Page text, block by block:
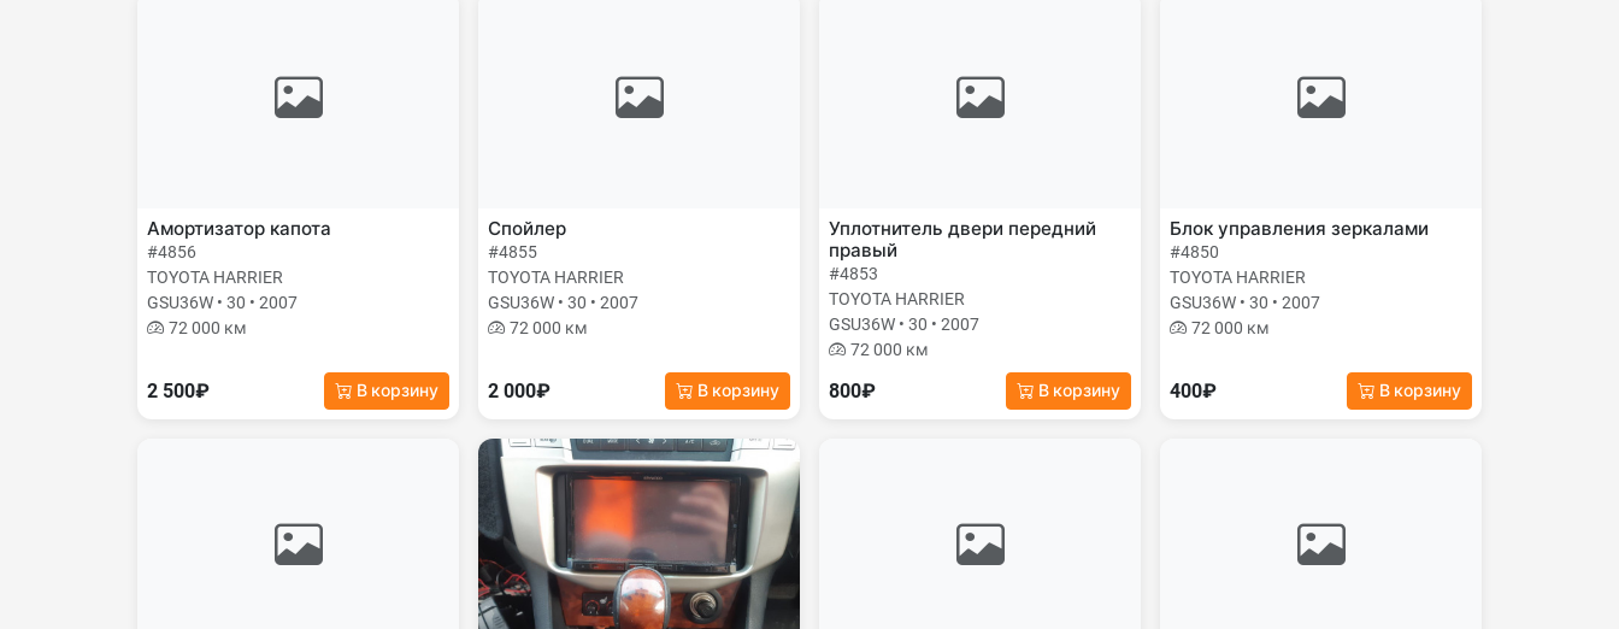
Амортизатор капота
#4856
TOYOTA HARRIER
GSU36W • 30 • 2007
72 000 км
2 500₽ В корзину
Спойлер
#4855
TOYOTA HARRIER
GSU36W • 30 • 2007
72 000 км
2 000₽ В корзину
Уплотнитель двери передний
правый
#4853
TOYOTA HARRIER
GSU36W • 30 • 2007
72 000 км
800₽ В корзину
Блок управления зеркалами
#4850
TOYOTA HARRIER
GSU36W • 30 • 2007
72 000 км
400₽ В корзину